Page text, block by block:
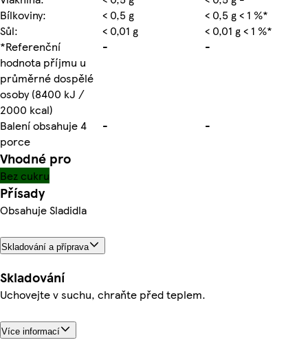
Bílkoviny:
< 0,5 g
< 0,5 g < 1 %*
Sůl:
< 0,01 g
< 0,01 g < 1 %*
*Referenční
hodnota příjmu u
průměrné dospělé
osoby (8400 kJ /
2000 kcal)
- -
Balení obsahuje 4
porce
- -
Vhodné pro
Bez cukru
Přísady
Obsahuje Sladidla
Skladování a příprava
Skladování
Uchovejte v suchu, chraňte před teplem.
Více informací